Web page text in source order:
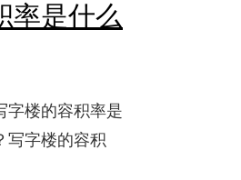
率是什么
字楼的容积率是
写字楼的容积